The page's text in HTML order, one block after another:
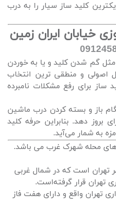
کلید ساز سیار را به درب
خیابان ایران زمین
مثل گم شدن کلید و یا به خوردن
اصولی و منطقی ترین انتخاب
برای رفع مشکلات نامبرده
باز و بسته کردن درب ماشین
بروز دهد. بنابراین حرفه کلید
به شمار می‌آید.
های محله شهرک غرب می باشد.
تهران است که در شمال غربی
در منطقه ۲ شهرداری تهران واقع و دارای هفت فاز